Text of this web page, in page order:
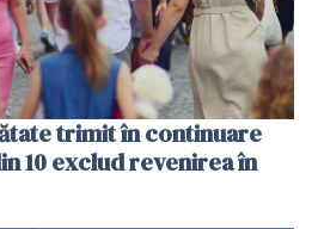
trimit în continuare
10 exclud revenirea în